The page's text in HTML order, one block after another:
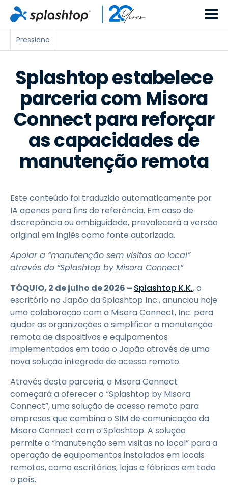
Pressione
Splashtop estabelece
parceria com Misora
Connect para reforçar
as capacidades de
manutenção remota
Este conteúdo foi traduzido automaticamente por
IA apenas para fins de referência. Em caso de
discrepância ou ambiguidade, prevalecerá a versão
original em inglês como fonte autorizada.
Apoiar a “manutenção sem visitas ao local”
através do “Splashtop by Misora Connect”
TÓQUIO, 2 de julho de 2026 – Splashtop K.K., o
escritório no Japão da Splashtop Inc., anunciou hoje
uma colaboração com a Misora Connect, Inc. para
ajudar as organizações a simplificar a manutenção
remota de dispositivos e equipamentos
implementados em todo o Japão através de uma
nova solução integrada de acesso remoto.
Através desta parceria, a Misora Connect
começará a oferecer o “Splashtop by Misora
Connect”, uma solução de acesso remoto para
empresas que combina o SIM de comunicação da
Misora Connect com o Splashtop. A solução
permite a “manutenção sem visitas no local” para a
operação de equipamentos instalados em locais
remotos, como escritórios, lojas e fábricas em todo
o país.